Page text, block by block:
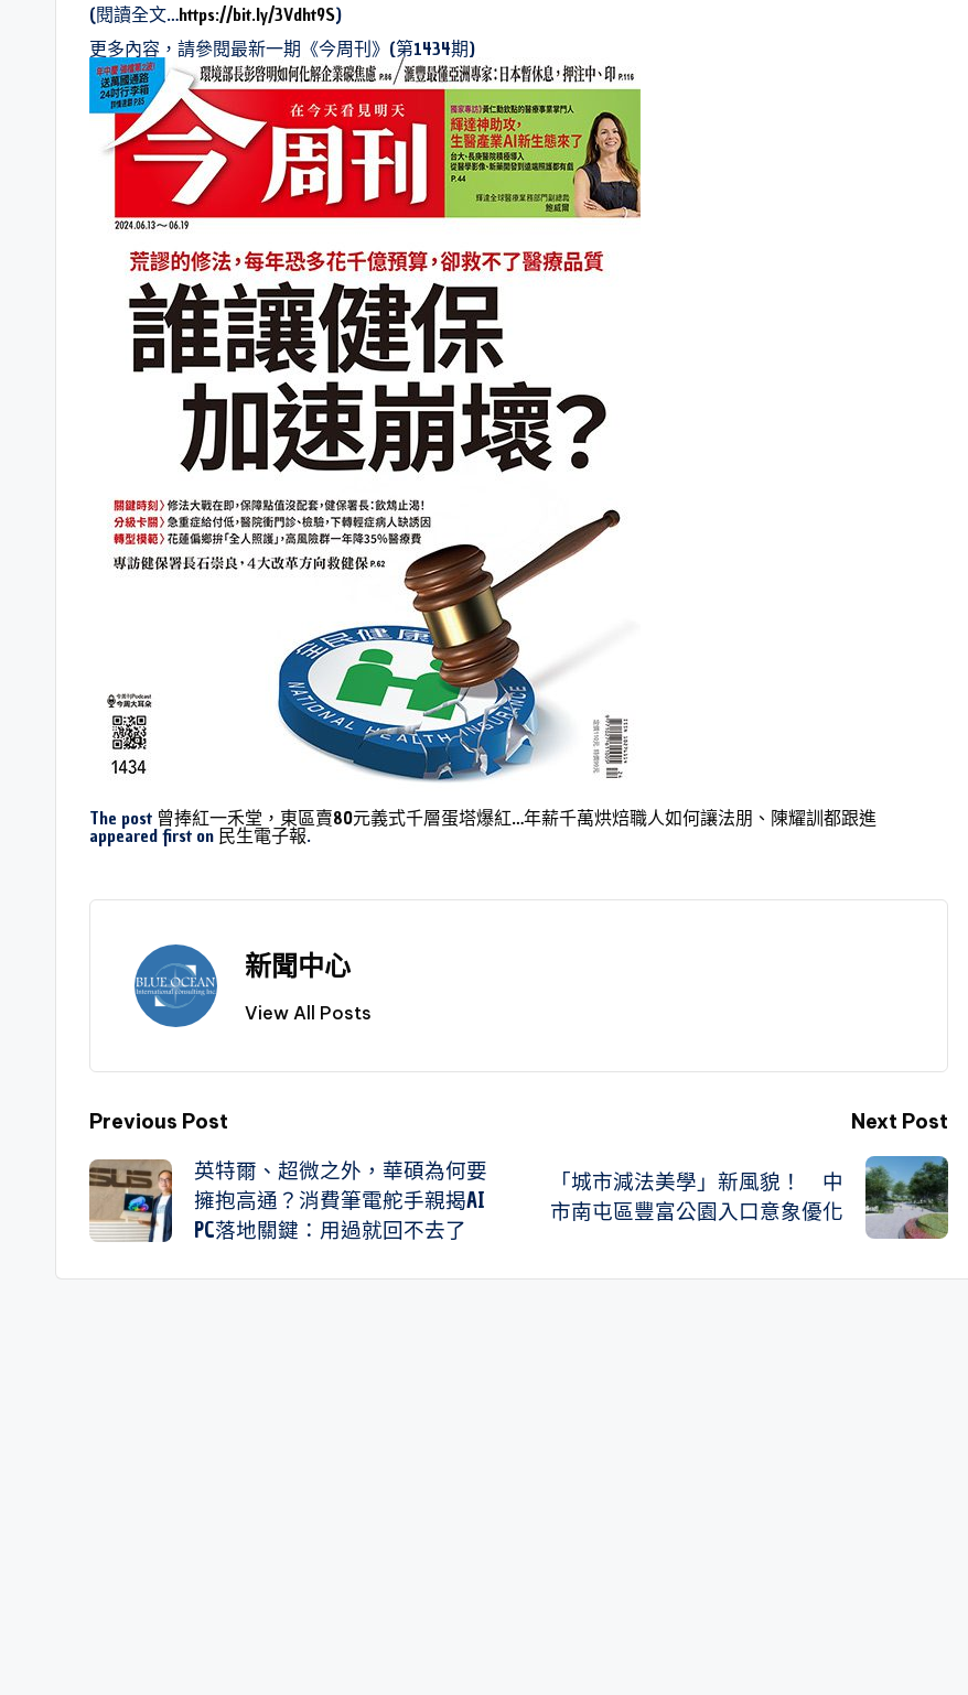
(閱讀全文…https://bit.ly/3Vdht9S)
更多內容，請參閱最新一期《今周刊》(第1434期)
The post 曾捧紅一禾堂，東區賣80元義式千層蛋塔爆紅…年薪千萬烘焙職人如何讓法朋、陳耀訓都跟進
appeared first on 民生電子報.
新聞中心
View All Posts
Previous Post
英特爾、超微之外，華碩為何要
擁抱高通？消費筆電舵手親揭AI
PC落地關鍵：用過就回不去了
Next Post
「城市減法美學」新風貌！ 中
市南屯區豐富公園入口意象優化